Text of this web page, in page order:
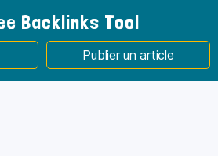
Backlinks Tool
Publier un article